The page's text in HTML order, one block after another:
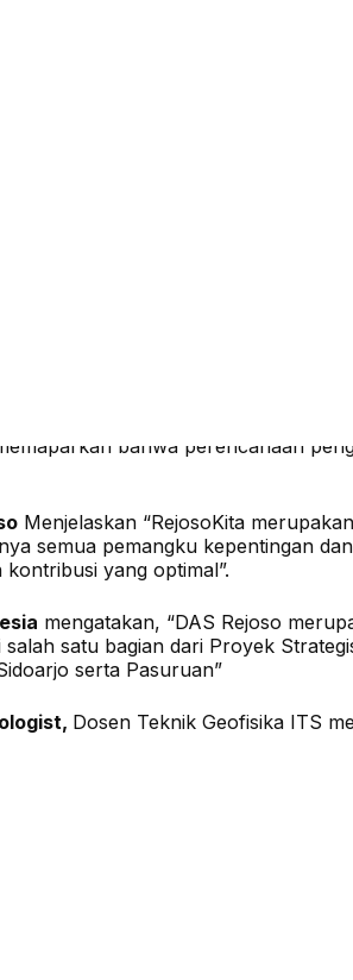
bahwa perencanaan
Menjelaskan “RejosoKita
semua pemangku kepentingan
yang optimal”.
mengatakan, “DAS Rejoso
satu bagian dari Proyek
serta Pasuruan”
Dosen Teknik Geofisika ITS